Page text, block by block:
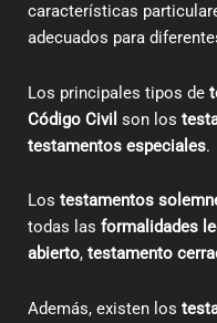
características
adecuados para
Los principales tipos de
Código Civil son los
testamentos especiales.
Los testamentos
todas las formalidades
abierto, testamento
Además, existen los